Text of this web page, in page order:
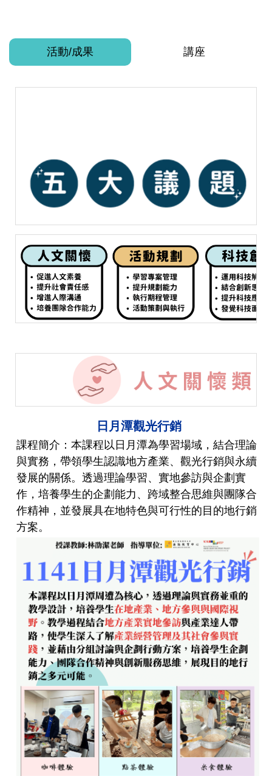
活動/成果 講座
日月潭觀光行銷
課程簡介：本課程以日月潭為學習場域，結合理論
與實務，帶領學生認識地方產業、觀光行銷與永續
發展的關係。透過理論學習、實地參訪與企劃實
作，培養學生的企劃能力、跨域整合思維與團隊合
作精神，並發展具在地特色與可行性的目的地行銷
方案。